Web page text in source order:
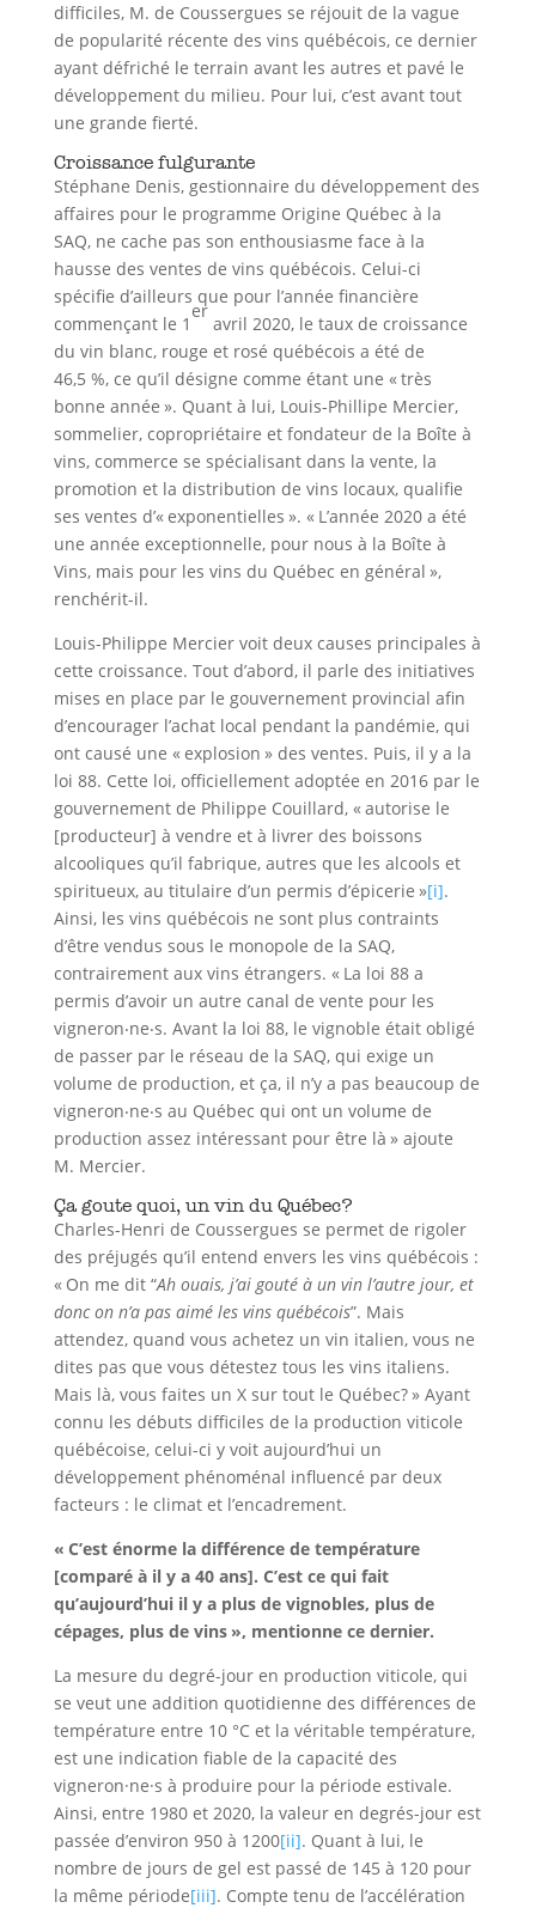
difficiles, M. de Coussergues se réjouit de la vague
de popularité récente des vins québécois, ce dernier
ayant défriché le terrain avant les autres et pavé le
développement du milieu. Pour lui, c’est avant tout
une grande fierté.
Croissance fulgurante
Stéphane Denis, gestionnaire du développement des
affaires pour le programme Origine Québec à la
SAQ, ne cache pas son enthousiasme face à la
hausse des ventes de vins québécois. Celui-ci
spécifie d’ailleurs que pour l’année financière
commençant le 1
er
avril 2020, le taux de croissance
du vin blanc, rouge et rosé québécois a été de
46,5 %, ce qu’il désigne comme étant une « très
bonne année ». Quant à lui, Louis-Phillipe Mercier,
sommelier, copropriétaire et fondateur de la Boîte à
vins, commerce se spécialisant dans la vente, la
promotion et la distribution de vins locaux, qualifie
ses ventes d’« exponentielles ». « L’année 2020 a été
une année exceptionnelle, pour nous à la Boîte à
Vins, mais pour les vins du Québec en général »,
renchérit-il.
Louis-Philippe Mercier voit deux causes principales à
cette croissance. Tout d’abord, il parle des initiatives
mises en place par le gouvernement provincial afin
d’encourager l’achat local pendant la pandémie, qui
ont causé une « explosion » des ventes. Puis, il y a la
loi 88. Cette loi, officiellement adoptée en 2016 par le
gouvernement de Philippe Couillard, « autorise le
[producteur] à vendre et à livrer des boissons
alcooliques qu’il fabrique, autres que les alcools et
spiritueux, au titulaire d’un permis d’épicerie »[i].
Ainsi, les vins québécois ne sont plus contraints
d’être vendus sous le monopole de la SAQ,
contrairement aux vins étrangers. « La loi 88 a
permis d’avoir un autre canal de vente pour les
vigneron‧ne‧s. Avant la loi 88, le vignoble était obligé
de passer par le réseau de la SAQ, qui exige un
volume de production, et ça, il n’y a pas beaucoup de
vigneron‧ne‧s au Québec qui ont un volume de
production assez intéressant pour être là » ajoute
M. Mercier.
Ça goute quoi, un vin du Québec?
Charles-Henri de Coussergues se permet de rigoler
des préjugés qu’il entend envers les vins québécois :
« On me dit “Ah ouais, j’ai gouté à un vin l’autre jour, et
donc on n’a pas aimé les vins québécois”. Mais
attendez, quand vous achetez un vin italien, vous ne
dites pas que vous détestez tous les vins italiens.
Mais là, vous faites un X sur tout le Québec? » Ayant
connu les débuts difficiles de la production viticole
québécoise, celui-ci y voit aujourd’hui un
développement phénoménal influencé par deux
facteurs : le climat et l’encadrement.
« C’est énorme la différence de température
[comparé à il y a 40 ans]. C’est ce qui fait
qu’aujourd’hui il y a plus de vignobles, plus de
cépages, plus de vins », mentionne ce dernier.
La mesure du degré-jour en production viticole, qui
se veut une addition quotidienne des différences de
température entre 10 °C et la véritable température,
est une indication fiable de la capacité des
vigneron·ne·s à produire pour la période estivale.
Ainsi, entre 1980 et 2020, la valeur en degrés-jour est
passée d’environ 950 à 1200[ii]. Quant à lui, le
nombre de jours de gel est passé de 145 à 120 pour
la même période[iii]. Compte tenu de l’accélération